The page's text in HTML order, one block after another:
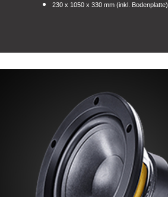
230 x 1050 x 330 mm (inkl. Bodenplatte)